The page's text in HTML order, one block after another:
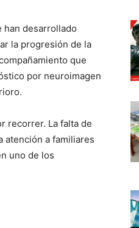
han desarrollado
la progresión de la
que
por neuroimagen
recorrer. La falta de
atención a familiares
uno de los